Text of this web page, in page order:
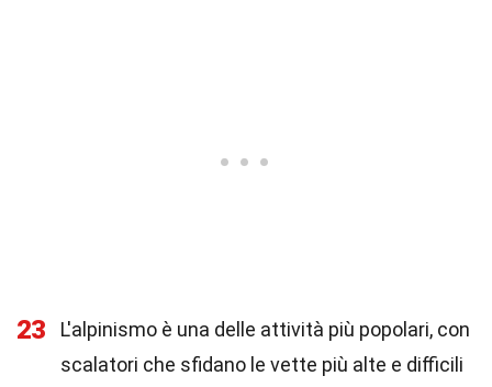
23
L'alpinismo è una delle attività più popolari, con
scalatori che sfidano le vette più alte e difficili